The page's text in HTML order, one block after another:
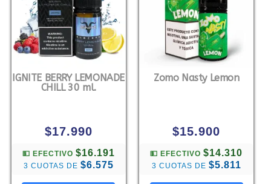
IGNITE BERRY LEMONADE
CHILL 30 ml.
$17.990
💵 EFECTIVO $16.191
3 CUOTAS DE $6.575
Zomo Nasty Lemon
$15.900
💵 EFECTIVO$14.310
3 CUOTAS DE $5.811